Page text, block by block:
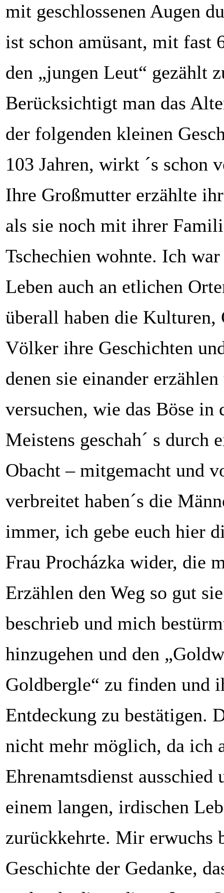
mit geschlossenen Augen
ist schon amüsant, mit fast
den „jungen Leut“ gezählt
Berücksichtigt man das
der folgenden kleinen
103 Jahren, wirkt ´s schon
Ihre Großmutter erzählte
als sie noch mit ihrer
Tschechien wohnte. Ich
Leben auch an etlichen
überall haben die Kulturen,
Völker ihre Geschichten
denen sie einander
versuchen, wie das Böse in
Meistens geschah´ s durch
Obacht – mitgemacht und
verbreitet haben´s die
immer, ich gebe euch hier
Frau Procházka wider, die
Erzählen den Weg so gut
beschrieb und mich
hinzugehen und den
Goldbergle“ zu finden und
Entdeckung zu bestätigen.
nicht mehr möglich, da ich
Ehrenamtsdienst ausschied
einem langen, irdischen
zurückkehrte. Mir erwuchs
Geschichte der Gedanke,